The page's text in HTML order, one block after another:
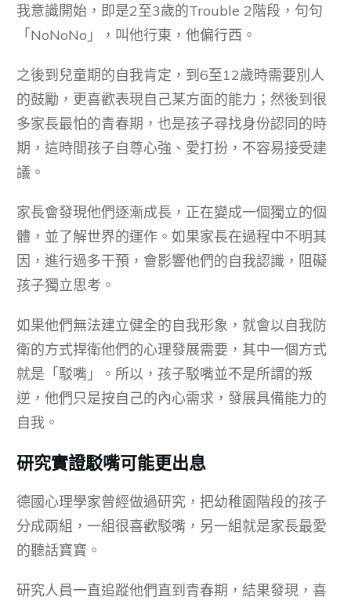
我意識開始，即是2至3歲的Trouble 2階段，句句
「NoNoNo」，叫他行東，他偏行西。
之後到兒童期的自我肯定，到6至12歲時需要別人
的鼓勵，更喜歡表現自己某方面的能力；然後到很
多家長最怕的青春期，也是孩子尋找身份認同的時
期，這時間孩子自尊心強、愛打扮，不容易接受建
議。
家長會發現他們逐漸成長，正在變成一個獨立的個
體，並了解世界的運作。如果家長在過程中不明其
因，進行過多干預，會影響他們的自我認識，阻礙
孩子獨立思考。
如果他們無法建立健全的自我形象，就會以自我防
衛的方式捍衛他們的心理發展需要，其中一個方式
就是「駁嘴」。所以，孩子駁嘴並不是所謂的叛
逆，他們只是按自己的內心需求，發展具備能力的
自我。
研究實證駁嘴可能更出息
德國心理學家曾經做過研究，把幼稚園階段的孩子
分成兩組，一組很喜歡駁嘴，另一組就是家長最愛
的聽話寶寶。
研究人員一直追蹤他們直到青春期，結果發現，喜